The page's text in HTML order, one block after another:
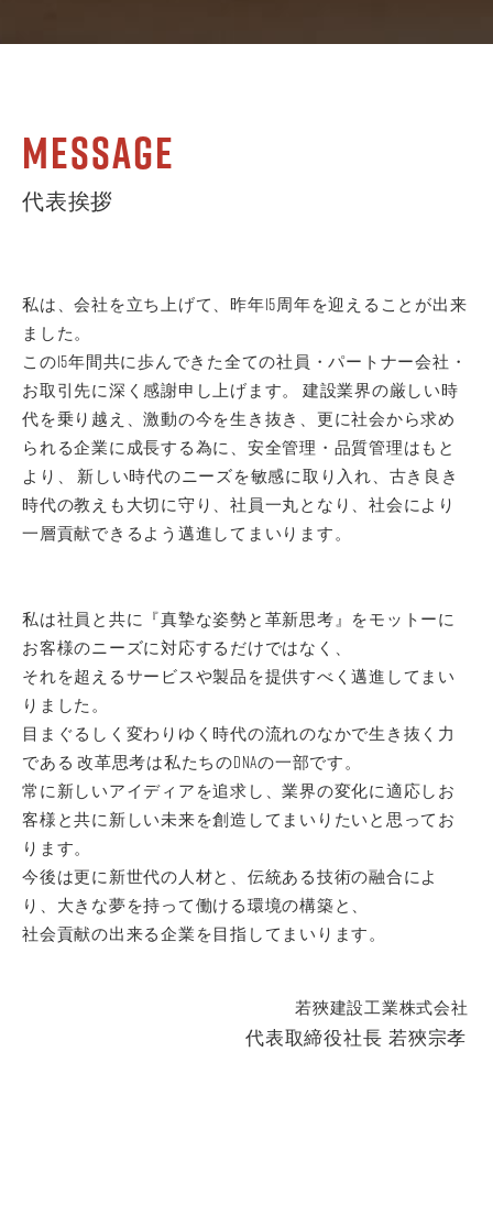
Message
代表挨拶
私は、会社を立ち上げて、昨年15周年を迎えることが出来
ました。
この15年間共に歩んできた全ての社員・パートナー会社・
お取引先に深く感謝申し上げます。
建設業界の厳しい時
代を乗り越え、激動の今を生き抜き、更に社会から求め
られる企業に成長する為に、安全管理・品質管理はもと
より、
新しい時代のニーズを敏感に取り入れ、古き良き
時代の教えも大切に守り、社員一丸となり、社会により
一層貢献できるよう邁進してまいります。
私は社員と共に『真摯な姿勢と革新思考』をモットーに
お客様のニーズに対応するだけではなく、
それを超えるサービスや製品を提供すべく邁進してまい
りました。
目まぐるしく変わりゆく時代の流れのなかで生き抜く力
である 改革思考は私たちのDNAの一部です。
常に新しいアイディアを追求し、業界の変化に適応しお
客様と共に新しい未来を創造してまいりたいと思ってお
ります。
今後は更に新世代の人材と、伝統ある技術の融合によ
り、大きな夢を持って働ける環境の構築と、
社会貢献の出来る企業を目指してまいります。
若狹建設工業株式会社
代表取締役社長 若狹宗孝